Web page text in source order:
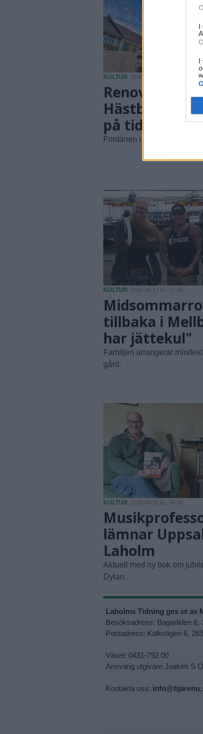
I
I
KULTUR 2026-06-22 KL. 21:47
Renoveringen
Hästbrunnen
på tiden
Fontänen i drift senare än
KULTUR 2026-06-17 KL. 17:00
tillbaka i
har jättekul"
Familjen arrangerar
gård.
KULTUR 2026-05-20 KL. 06:00
lämnar
Laholm
Aktuell med ny bok om
Dylan.
Laholms Tidning ges ut av
Besöksadress: Bagarliden 6,
Postadress: Kalkvägen 6,
Växel: 0431-792 00
Ansvarig utgivare Joakim S
Kontakta oss: